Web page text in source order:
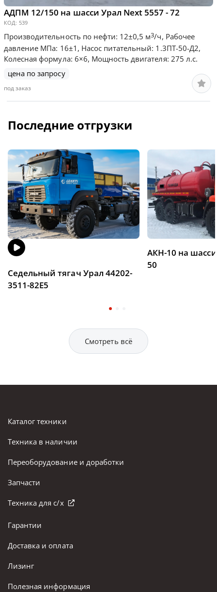
АДПМ 12/150 на шасси Урал Next 5557 - 72
КОД: 539
Производительность по нефти: 12±0,5 м3/ч, Рабочее
давление МПа: 16±1, Насос питательный: 1.3ПТ-50-Д2,
Колесная формула: 6×6, Мощность двигателя: 275 л.с.
цена по запросу
под заказ
Последние отгрузки
Седельный тягач Урал 44202-
3511-82Е5
АКН-10 на
50
Смотреть всё
Каталог техники
Техника в наличии
Переоборудование и доработки
Запчасти
Техника для с/х
Гарантии
Доставка и оплата
Лизинг
Полезная информация